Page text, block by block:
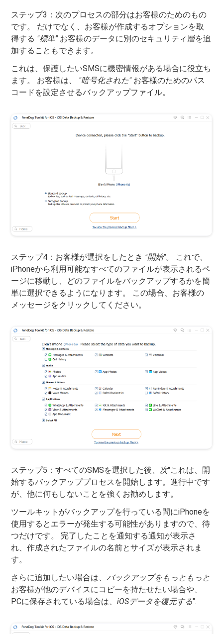
ステップ3：次のプロセスの部分はお客様のためのもの
です。 だけでなく、お客様が作成するオプションを取
得する "標準"お客様のデータに別のセキュリティ層を追
加することもできます。
これは、保護したいSMSに機密情報がある場合に役立ち
ます。 お客様は、 "暗号化された"お客様のためのパス
コードを設定させるバックアップファイル。
ステップ4：お客様が選択をしたとき "開始"。 これで、
iPhoneから利用可能なすべてのファイルが表示されるペ
ージに移動し、どのファイルをバックアップするかを簡
単に選択できるようになります。 この場合、お客様の
メッセージをクリックしてください。
ステップ5：すべてのSMSを選択した後、 次"これは、開
始するバックアッププロセスを開始します。進行中です
が、他に何もしないことを強くお勧めします。
ツールキットがバックアップを行っている間にiPhoneを
使用するとエラーが発生する可能性がありますので、待
つだけです。 完了したことを通知する通知が表示さ
れ、作成されたファイルの名前とサイズが表示されま
す。
さらに追加したい場合は、バックアップをもっともっと
お客様が他のデバイスにコピーを持たせたい場合や、
PCに保存されている場合は、iOSデータを復元する".